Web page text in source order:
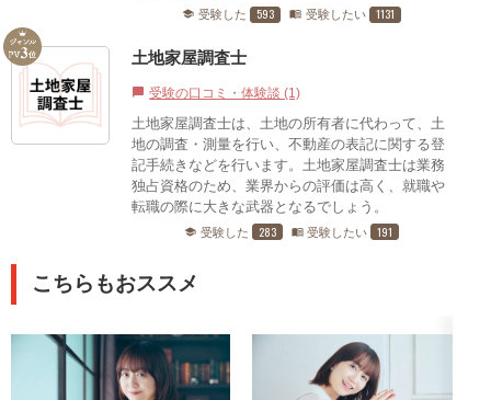
school 受験した 593 menu_book 受験したい 1131
土地家屋調査士
chat_bubble 受験の口コミ・体験談 (1)
土地家屋調査士は、土地の所有者に代わって、土
地の調査・測量を行い、不動産の表記に関する登
記手続きなどを行います。土地家屋調査士は業務
独占資格のため、業界からの評価は高く、就職や
転職の際に大きな武器となるでしょう。
school 受験した 283 menu_book 受験したい 191
こちらもおススメ